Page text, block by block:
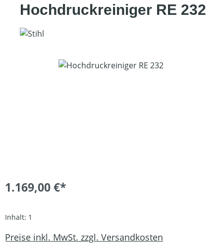
Hochdruckreiniger RE 232
Bildergalerie überspringen
1.169,00 €*
Inhalt: 1
Preise inkl. MwSt. zzgl. Versandkosten